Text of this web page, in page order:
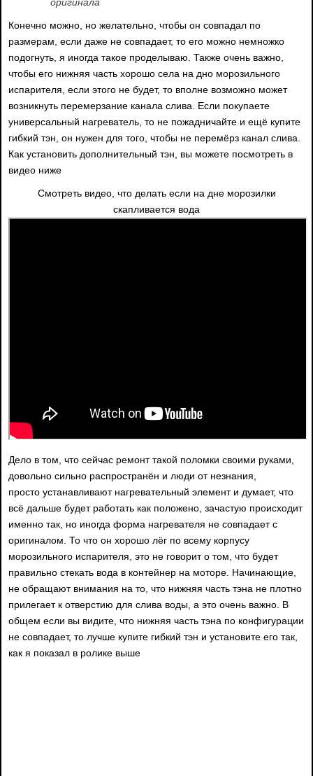
оригинала
Конечно можно, но желательно, чтобы он совпадал по
размерам, если даже не совпадает, то его можно немножко
подогнуть, я иногда такое проделываю. Также очень важно,
чтобы его нижняя часть хорошо села на дно морозильного
испарителя, если этого не будет, то вполне возможно может
возникнуть перемерзание канала слива. Если покупаете
универсальный нагреватель, то не пожадничайте и ещё купите
гибкий тэн, он нужен для того, чтобы не перемёрз канал слива.
Как установить дополнительный тэн, вы можете посмотреть в
видео ниже
Смотреть видео, что делать если на дне морозилки
скапливается вода
Дело в том, что сейчас ремонт такой поломки своими руками,
довольно сильно распространён и люди от незнания,
просто устанавливают нагревательный элемент и думает, что
всё дальше будет работать как положено, зачастую происходит
именно так, но иногда форма нагревателя не совпадает с
оригиналом. То что он хорошо лёг по всему корпусу
морозильного испарителя, это не говорит о том, что будет
правильно стекать вода в контейнер на моторе. Начинающие,
не обращают внимания на то, что нижняя часть тэна не плотно
прилегает к отверстию для слива воды, а это очень важно. В
общем если вы видите, что нижняя часть тэна по конфигурации
не совпадает, то лучше купите гибкий тэн и установите его так,
как я показал в ролике выше